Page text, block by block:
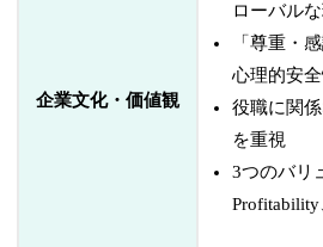
企業文化・価値観
ローバル
「尊重・
心理的安
役職に関
を重視
3つのバリ